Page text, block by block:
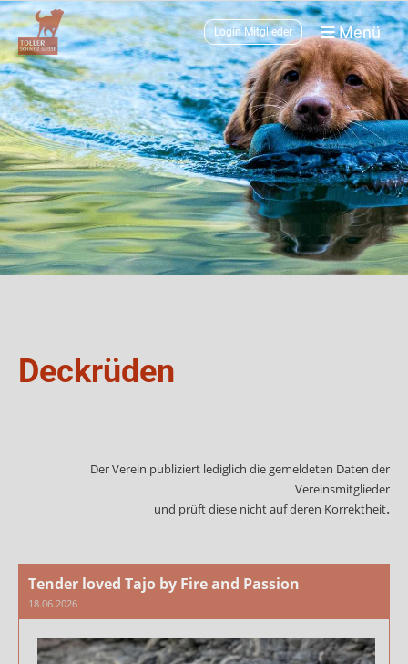
Login Mitglieder Menü
Deckrüden
Der Verein publiziert lediglich die gemeldeten Daten der
Vereinsmitglieder
und prüft diese nicht auf deren Korrektheit.
Tender loved Tajo by Fire and Passion
18.06.2026